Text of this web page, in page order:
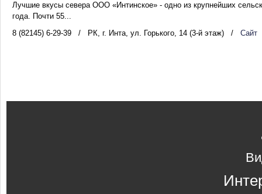
Лучшие вкусы севера ООО «Интинское» - одно из крупнейших
года. Почти 55...
8 (82145) 6-29-39
/ РК, г. Инта, ул. Горького, 14 (3-й этаж) / Сайт